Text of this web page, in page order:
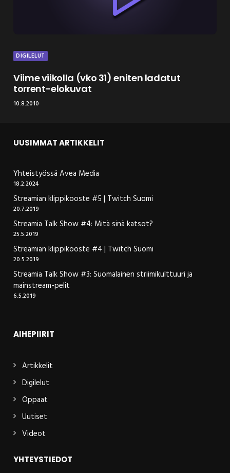
DIGILELUT
Viime viikolla (vko 31) eniten ladatut
torrent-elokuvat
10.8.2010
UUSIMMAT ARTIKKELIT
Yhteistyössä Avea Media
18.2.2024
Streamian klippikooste #5 | Twitch Suomi
20.7.2019
Streamia Talk Show #4: Mitä sinä katsot?
25.5.2019
Streamian klippikooste #4 | Twitch Suomi
20.5.2019
Streamia Talk Show #3: Suomalainen striimikulttuuri ja
mainstream-pelit
6.5.2019
AIHEPIIRIT
Artikkelit
Digilelut
Oppaat
Uutiset
Videot
YHTEYSTIEDOT